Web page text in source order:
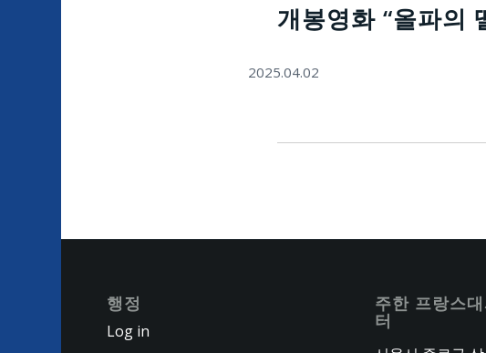
개봉영화 “올파의
2025.04.02
행정
Log in
주한 프랑스
터